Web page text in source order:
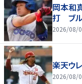
岡本和
打 ブル
2026/08/
楽天ウ
2026/08/